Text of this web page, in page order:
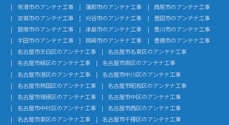
常滑市のアンテナ工事
蒲郡市のアンテナ工事
西尾市のアンテナ工事
安城市のアンテナ工事
刈谷市のアンテナ工事
豊田市のアンテナ工事
碧南市のアンテナ工事
津島市のアンテナ工事
豊川市のアンテナ工事
半田市のアンテナ工事
岡崎市のアンテナ工事
豊橋市のアンテナ工事
名古屋市天白区のアンテナ工事
名古屋市名東区のアンテナ工事
名古屋市緑区のアンテナ工事
名古屋市南区のアンテナ工事
名古屋市港区のアンテナ工事
名古屋市中川区のアンテナ工事
名古屋市熱田区のアンテナ工事
名古屋市昭和区のアンテナ工事
名古屋市瑞穂区のアンテナ工事
名古屋市中区のアンテナ工事
名古屋市中村区のアンテナ工事
名古屋市西区のアンテナ工事
名古屋市東区のアンテナ工事
名古屋市千種区のアンテナ工事